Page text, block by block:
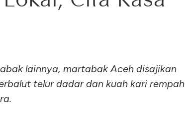
lainnya, martabak Aceh disajikan
telur dadar dan kuah kari rempah